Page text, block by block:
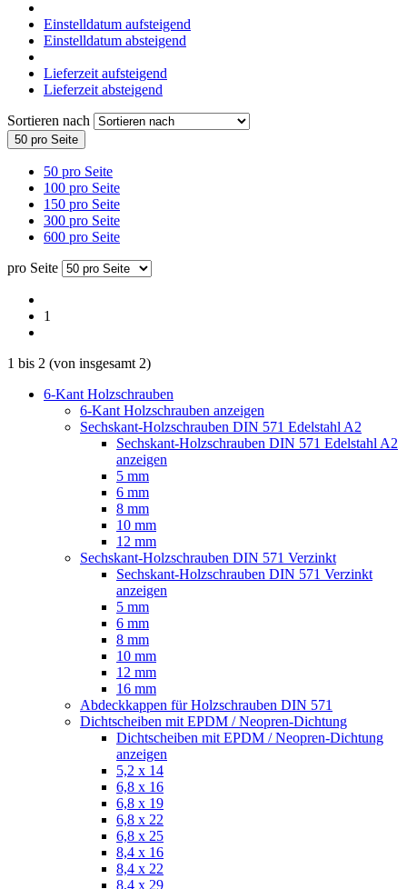
Einstelldatum aufsteigend
Einstelldatum absteigend
Lieferzeit aufsteigend
Lieferzeit absteigend
Sortieren nach
50 pro Seite
50 pro Seite
100 pro Seite
150 pro Seite
300 pro Seite
600 pro Seite
pro Seite
1
1 bis 2 (von insgesamt 2)
6-Kant Holzschrauben
6-Kant Holzschrauben anzeigen
Sechskant-Holzschrauben DIN 571 Edelstahl A2
Sechskant-Holzschrauben DIN 571 Edelstahl A2
anzeigen
5 mm
6 mm
8 mm
10 mm
12 mm
Sechskant-Holzschrauben DIN 571 Verzinkt
Sechskant-Holzschrauben DIN 571 Verzinkt
anzeigen
5 mm
6 mm
8 mm
10 mm
12 mm
16 mm
Abdeckkappen für Holzschrauben DIN 571
Dichtscheiben mit EPDM / Neopren-Dichtung
Dichtscheiben mit EPDM / Neopren-Dichtung
anzeigen
5,2 x 14
6,8 x 16
6,8 x 19
6,8 x 22
6,8 x 25
8,4 x 16
8,4 x 22
8,4 x 29